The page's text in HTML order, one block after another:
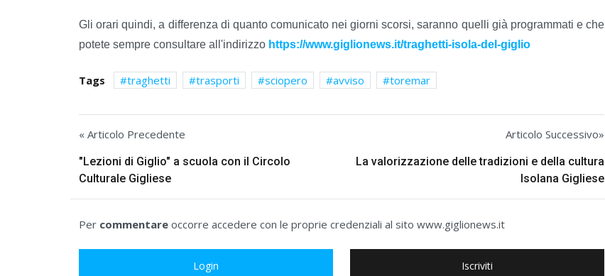
Gli orari quindi, a differenza di quanto comunicato nei giorni scorsi, saranno quelli già programmati e che
potete sempre consultare all'indirizzo https://www.giglionews.it/traghetti-isola-del-giglio
Tags traghetti trasporti sciopero avviso toremar
« Articolo Precedente
"Lezioni di Giglio" a scuola con il Circolo
Culturale Gigliese
Articolo Successivo»
La valorizzazione delle tradizioni e della cultura
Isolana Gigliese
Per commentare occorre accedere con le proprie credenziali al sito www.giglionews.it
Login Iscriviti